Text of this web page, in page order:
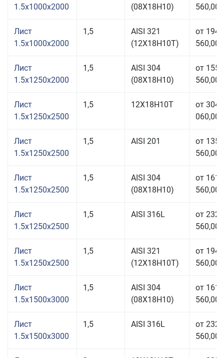
1.5x1000x2000
(08Х18Н10)
560,00
Лист
1.5x1000x2000
1,5
AISI 321
(12Х18Н10Т)
от 194
560,00
Лист
1.5x1250x2000
1,5
AISI 304
(08Х18Н10)
от 155
560,00
Лист
1.5x1250x2500
1,5 12Х18Н10Т
от 304
060,00
Лист
1.5x1250x2500
1,5 AISI 201
от 135
560,00
Лист
1.5x1250x2500
1,5
AISI 304
(08Х18Н10)
от 161
560,00
Лист
1.5x1250x2500
1,5 AISI 316L
от 232
560,00
Лист
1.5x1250x2500
1,5
AISI 321
(12Х18Н10Т)
от 194
560,00
Лист
1.5x1500x3000
1,5
AISI 304
(08Х18Н10)
от 161
560,00
Лист
1.5x1500x3000
1,5 AISI 316L
от 232
560,00